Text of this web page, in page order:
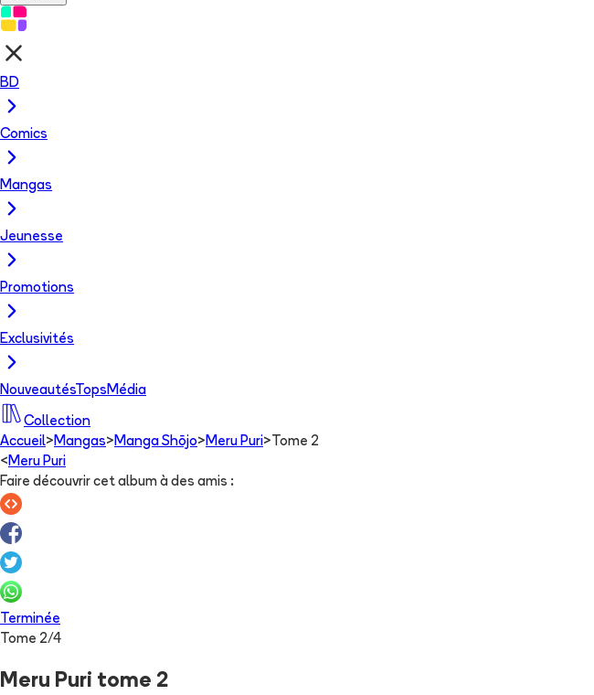
BD
Comics
Mangas
Jeunesse
Promotions
Exclusivités
NouveautésTops Média
Collection
Accueil> Mangas> Manga Shōjo> Meru Puri> Tome 2
< Meru Puri
Faire découvrir cet album à des amis :
Terminée
Tome 2/4
Meru Puri tome 2